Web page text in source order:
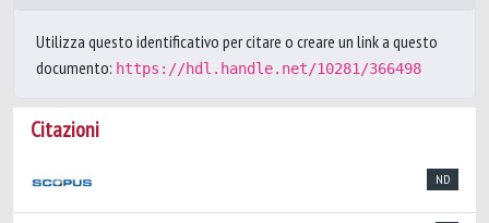
Utilizza questo identificativo per citare o creare un link a questo
documento: https://hdl.handle.net/10281/366498
Citazioni
ND